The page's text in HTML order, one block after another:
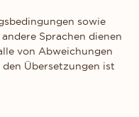
sowie
Sprachen dienen
von Abweichungen
Übersetzungen ist